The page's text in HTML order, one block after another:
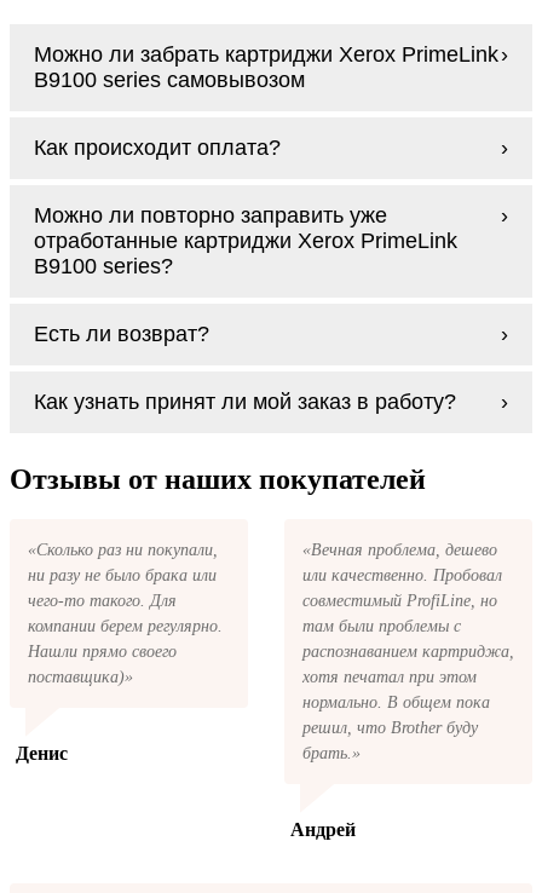
Можно ли забрать картриджи Xerox PrimeLink
B9100 series самовывозом
доставим заказ и сделаем это бесплатно
доставляем Вам картриджи Xerox PrimeLink
B9100 series
Как происходит оплата?
B9100 series наличными курьеру при
получении заказа.
Можно ли повторно заправить уже
отработанные картриджи Xerox PrimeLink
B9100 series?
процесс проще, в случае с оригиналами
В любом случае вы можете заправить
картриджи Xerox PrimeLink B9100 series. У
любых моделей принтеров.
Есть ли возврат?
series по какой-то причине вам не подошли,
Как узнать принят ли мой заказ в работу?
Xerox PrimeLink B9100 series на указанную
вами электронную почту придёт письмо с
возможно, чтобы оформить доставку. Если
вы не получили письмо с копией заказа,
пожалуйста, свяжитесь с нами через сервис
обратная связь, или позвоните.
Отзывы от наших покупателей
«Сколько раз ни покупали,
ни разу не было брака или
чего-то такого. Для
компании берем регулярно.
Нашли прямо своего
поставщика)»
Денис
«Вечная проблема, дешево
или качественно. Пробовал
совместимый ProfiLine, но
там были проблемы с
распознаванием картриджа,
хотя печатал при этом
нормально. В общем пока
решил, что Brother буду
брать.»
Андрей